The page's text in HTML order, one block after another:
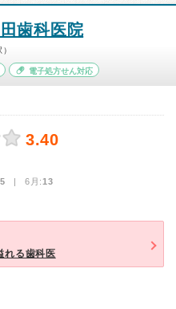
歯科医院
電子処方せん対応
3.40
| 6月:13
れる歯科医